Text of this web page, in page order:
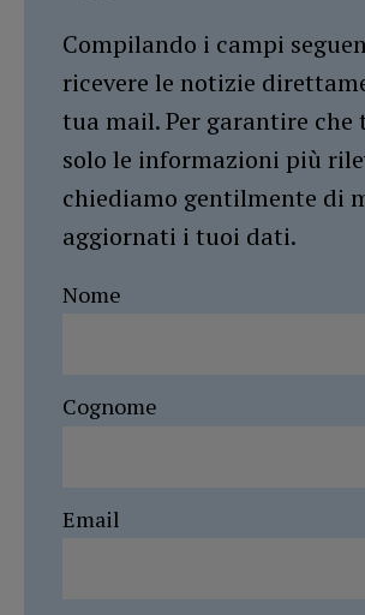
Compilando i campi
ricevere le notizie
tua mail. Per garantire che
solo le informazioni più
chiediamo gentilmente di
aggiornati i tuoi dati.
Nome
Cognome
Email